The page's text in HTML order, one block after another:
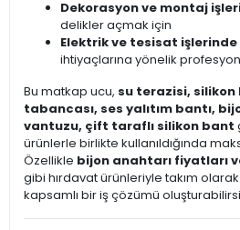
Dekorasyon ve montaj
delikler açmak için
Elektrik ve tesisat işlerinde
ihtiyaçlarına yönelik
Bu matkap ucu, su terazisi,
tabancası, ses yalıtım bantı,
vantuzu, çift taraflı silikon bant
ürünlerle birlikte kullanıldığında
Özellikle bijon anahtarı fiyatları
gibi hırdavat ürünleriyle takım olarak
kapsamlı bir iş çözümü